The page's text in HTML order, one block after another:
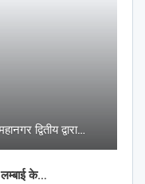
द्वितीय द्वारा…
लम्बाई के…